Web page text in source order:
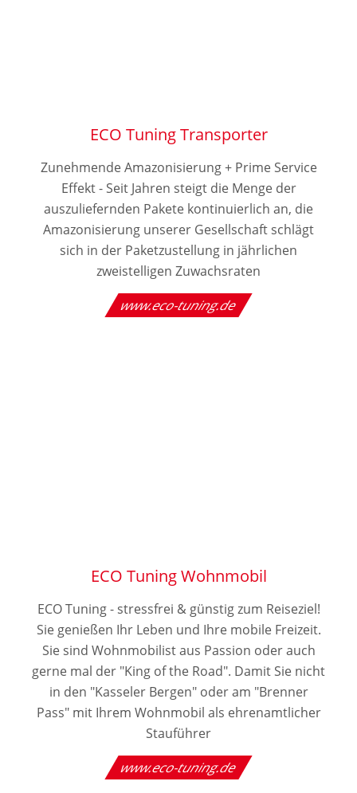
ECO Tuning Transporter
Zunehmende Amazonisierung + Prime Service
Effekt - Seit Jahren steigt die Menge der
auszuliefernden Pakete kontinuierlich an, die
Amazonisierung unserer Gesellschaft schlägt
sich in der Paketzustellung in jährlichen
zweistelligen Zuwachsraten
www.eco-tuning.de
ECO Tuning Wohnmobil
ECO Tuning - stressfrei & günstig zum Reiseziel!
Sie genießen Ihr Leben und Ihre mobile Freizeit.
Sie sind Wohnmobilist aus Passion oder auch
gerne mal der "King of the Road". Damit Sie nicht
in den "Kasseler Bergen" oder am "Brenner
Pass" mit Ihrem Wohnmobil als ehrenamtlicher
Stauführer
www.eco-tuning.de